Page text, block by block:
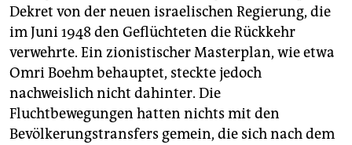
Dekret von der neuen israelischen Regierung, die
im Juni 1948 den Geflüchteten die Rückkehr
verwehrte. Ein zionistischer Masterplan, wie etwa
Omri Boehm behauptet, steckte jedoch
nachweislich nicht dahinter. Die
Fluchtbewegungen hatten nichts mit den
Bevölkerungstransfers gemein, die sich nach dem